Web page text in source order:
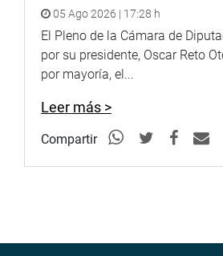
05 Ago 2026 | 17:28 h
El Pleno de la Cámara de
por su presidente, Oscar Reto
por mayoría, el...
Leer más >
Compartir